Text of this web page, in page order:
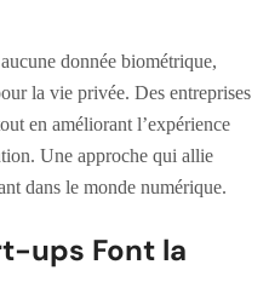
donnée biométrique,
la vie privée. Des entreprises
en améliorant l’expérience
Une approche qui allie
dans le monde numérique.
ups Font la